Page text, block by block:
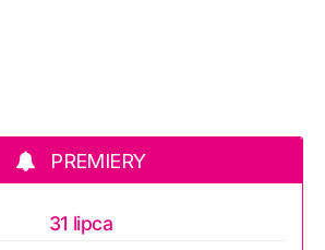
PREMIERY
31 lipca